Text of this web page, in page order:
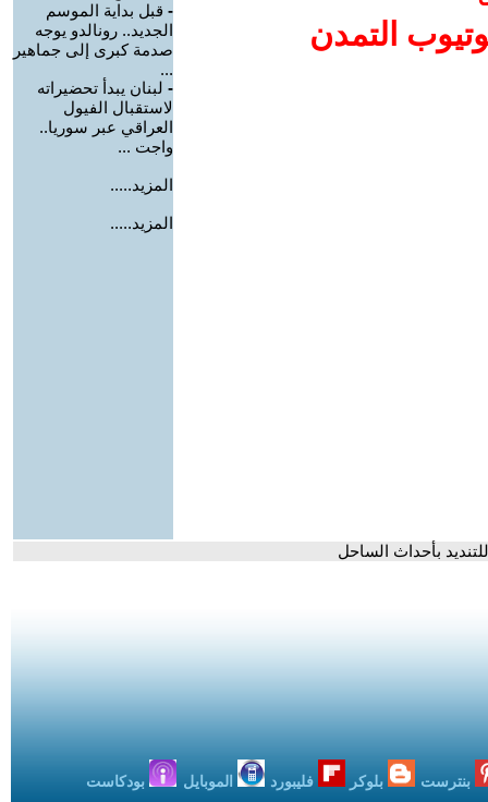
التمدن
- قبل بداية الموسم
الجديد.. رونالدو يوجه
صدمة كبرى إلى جماهير
...
- لبنان يبدأ تحضيراته
لاستقبال الفيول
العراقي عبر سوريا..
واجت ...
المزيد.....
المزيد.....
بأحداث الساحل
بنترست بلوكر فليبورد الموبايل بودكاست